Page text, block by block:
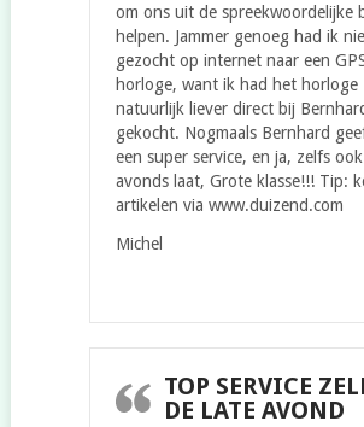
om ons uit de spreekwoordelijke
helpen. Jammer genoeg had ik
gezocht op internet naar een
horloge, want ik had het horloge
natuurlijk liever direct bij
gekocht. Nogmaals Bernhard
een super service, en ja, zelfs ook
avonds laat, Grote klasse!!! Tip:
artikelen via www.duizend.com
Michel
TOP SERVICE
DE LATE AVOND